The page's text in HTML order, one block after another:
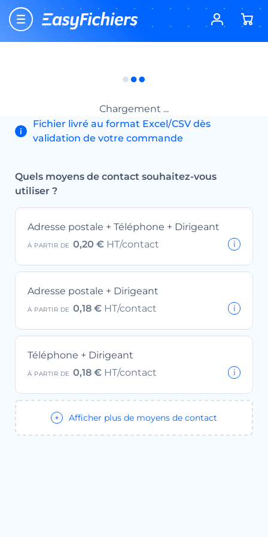
Chargement ...
Fichier des créations d’entreprises
Fichier livré au format Excel/CSV dès
validation de votre commande
Quels moyens de contact souhaitez-vous
utiliser ?
Adresse postale + Téléphone + Dirigeant
À PARTIR DE 0,20 €HT/contact
Adresse postale + Dirigeant
À PARTIR DE 0,18 €HT/contact
Téléphone + Dirigeant
À PARTIR DE 0,18 €HT/contact
Afficher plus de moyens de contact